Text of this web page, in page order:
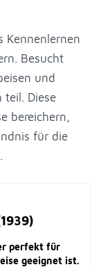
Kennenlernen
Besucht
und
teil. Diese
bereichern,
für die
perfekt für
geeignet ist.